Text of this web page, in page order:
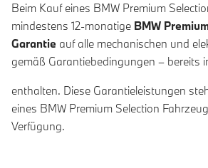
Beim Kauf eines BMW Premium
mindestens 12-monatige BMW
Garantie auf alle mechanischen und
gemäß Garantiebedingungen – bereits
enthalten. Diese Garantieleistungen
eines BMW Premium Selection
Verfügung.